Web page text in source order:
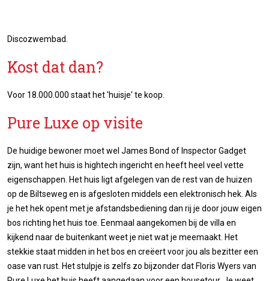
Discozwembad.
Kost dat dan?
Voor 18.000.000 staat het 'huisje' te koop.
Pure Luxe op visite
De huidige bewoner moet wel James Bond of Inspector Gadget
zijn, want het huis is hightech ingericht en heeft heel veel vette
eigenschappen. Het huis ligt afgelegen van de rest van de huizen
op de Biltseweg en is afgesloten middels een elektronisch hek. Als
je het hek opent met je afstandsbediening dan rij je door jouw eigen
bos richting het huis toe. Eenmaal aangekomen bij de villa en
kijkend naar de buitenkant weet je niet wat je meemaakt. Het
stekkie staat midden in het bos en creëert voor jou als bezitter een
oase van rust. Het stulpje is zelfs zo bijzonder dat Floris Wyers van